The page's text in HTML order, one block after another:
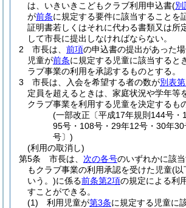
は、いきいきこどもクラブ利用申込書(別
が前条に規定する要件に該当することを
証明書若しくはそれに代わる書類又は所
して市長に提出しなければならない。
2
市長は、 前項の申込書の提出があった
児童が前条に規定する児童に該当すると
ラブ事業の利用を承認するものとする。
3
市長は、入会を希望する者の数が別表第
定員を超えるときは、家庭状況や学年等
クラブ事業を利用する児童を決定するも
(一部改正〔平成17年規則144号・
95号・108号・29年12号・30年
号〕)
(利用の取消し)
第5条
市長は、 次の各号のいずれかに該
もクラブ事業の利用承認を受けた児童(以
いう。)に係る前条第2項の規定による利
すことができる。
(1)
利用児童が第3条に規定する児童に